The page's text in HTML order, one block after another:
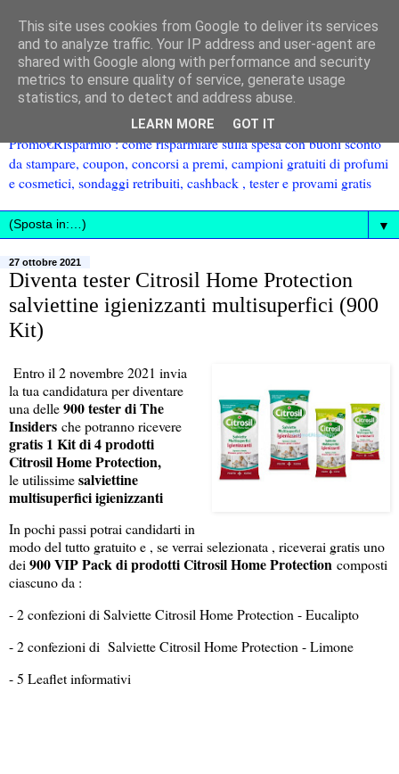
Promo€Risparmio : come risparmiare sulla spesa con buoni sconto
da stampare, coupon, concorsi a premi, campioni gratuiti di profumi
e cosmetici, sondaggi retribuiti, cashback , tester e provami gratis
▼
27 ottobre 2021
Diventa tester Citrosil Home Protection
salviettine igienizzanti multisuperfici (900
Kit)
Entro il 2 novembre 2021 invia
la tua candidatura per diventare
una delle900 tester di The
Insiders che potranno ricevere
gratis 1 Kit di 4 prodotti
Citrosil Home Protection,
le utilissimesalviettine
multisuperfici igienizzanti
In pochi passi potrai candidarti in
modo del tutto gratuito e , se verrai selezionata , riceverai gratis uno
dei900 VIP Pack di prodotti Citrosil Home Protection composti
ciascuno da :
- 2 confezioni di Salviette Citrosil Home Protection - Eucalipto
- 2 confezioni di Salviette Citrosil Home Protection - Limone
- 5 Leaflet informativi
This site uses cookies from Google to deliver its services
and to analyze traffic. Your IP address and user-agent are
shared with Google along with performance and security
metrics to ensure quality of service, generate usage
statistics, and to detect and address abuse.
LEARN MORE GOT IT